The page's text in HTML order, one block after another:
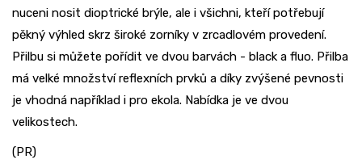
nuceni nosit dioptrické brýle, ale i všichni, kteří potřebují
pěkný výhled skrz široké zorníky v zrcadlovém provedení.
Přilbu si můžete pořídit ve dvou barvách - black a fluo. Přilba
má velké množství reflexních prvků a díky zvýšené pevnosti
je vhodná například i pro ekola. Nabídka je ve dvou
velikostech.
(PR)